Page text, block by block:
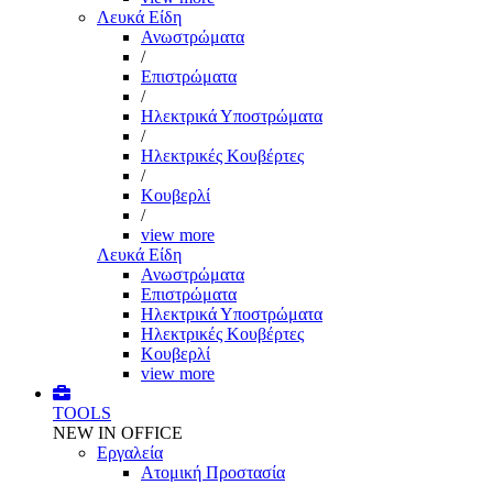
Λευκά Είδη
Ανωστρώματα
/
Επιστρώματα
/
Ηλεκτρικά Υποστρώματα
/
Ηλεκτρικές Κουβέρτες
/
Κουβερλί
/
view more
Λευκά Είδη
Ανωστρώματα
Επιστρώματα
Ηλεκτρικά Υποστρώματα
Ηλεκτρικές Κουβέρτες
Κουβερλί
view more
TOOLS
NEW IN OFFICE
Εργαλεία
Aτομική Προστασία